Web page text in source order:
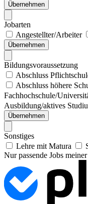
Übernehmen
Jobarten
Angestellter/Arbeiter
Übernehmen
Bildungsvoraussetzung
Abschluss
Abschluss höhere
Fachhochschule/
Ausbildung/aktives
Übernehmen
Sonstiges
Lehre mit Matura
Nur passende Jobs